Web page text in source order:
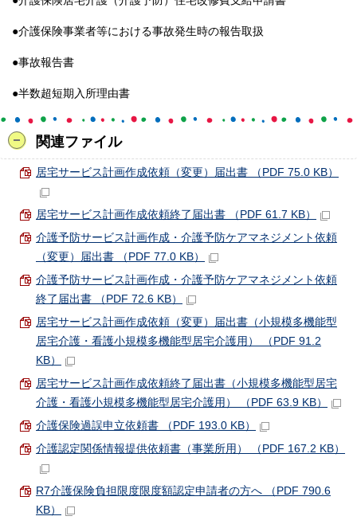
●介護保険事業者等における事故発生時の報告取扱
●事故報告書
●半数超短期入所理由書
関連ファイル
居宅サービス計画作成依頼（変更）届出書 （PDF 75.0 KB）
居宅サービス計画作成依頼終了届出書 （PDF 61.7 KB）
介護予防サービス計画作成・介護予防ケアマネジメント依頼
（変更）届出書 （PDF 77.0 KB）
介護予防サービス計画作成・介護予防ケアマネジメント依頼
終了届出書 （PDF 72.6 KB）
居宅サービス計画作成依頼（変更）届出書（小規模多機能型
居宅介護・看護小規模多機能型居宅介護用） （PDF 91.2
KB）
居宅サービス計画作成依頼終了届出書（小規模多機能型居宅
介護・看護小規模多機能型居宅介護用） （PDF 63.9 KB）
介護保険過誤申立依頼書 （PDF 193.0 KB）
介護認定関係情報提供依頼書（事業所用） （PDF 167.2 KB）
R7介護保険負担限度限度額認定申請者の方へ （PDF 790.6
KB）